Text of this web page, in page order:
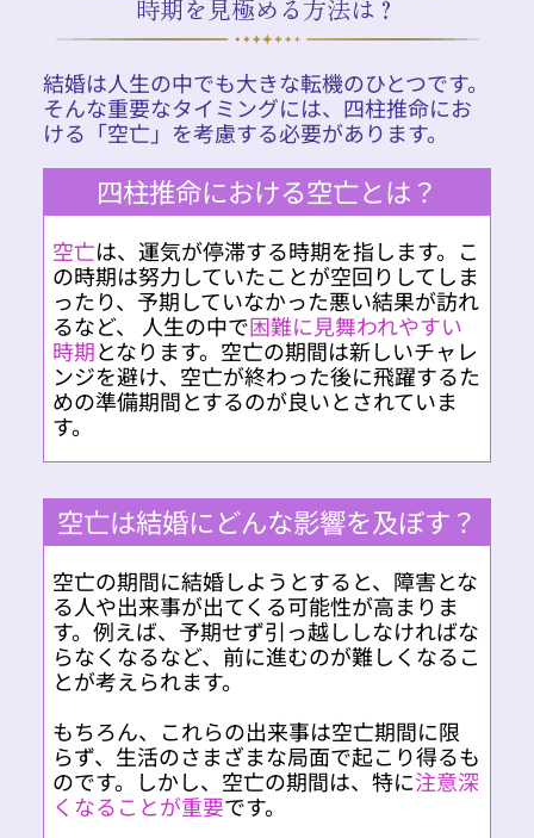
時期を見極める方法は？
結婚は人生の中でも大きな転機のひとつです。
そんな重要なタイミングには、四柱推命にお
ける「空亡」を考慮する必要があります。
四柱推命における空亡とは？
空亡は、運気が停滞する時期を指します。こ
の時期は努力していたことが空回りしてしま
ったり、予期していなかった悪い結果が訪れ
るなど、 人生の中で困難に見舞われやすい
時期となります。空亡の期間は新しいチャレ
ンジを避け、空亡が終わった後に飛躍するた
めの準備期間とするのが良いとされていま
す。
空亡は結婚にどんな影響を及ぼす？
空亡の期間に結婚しようとすると、障害とな
る人や出来事が出てくる可能性が高まりま
す。例えば、予期せず引っ越ししなければな
らなくなるなど、前に進むのが難しくなるこ
とが考えられます。
もちろん、これらの出来事は空亡期間に限
らず、生活のさまざまな局面で起こり得るも
のです。しかし、空亡の期間は、特に注意深
くなることが重要です。